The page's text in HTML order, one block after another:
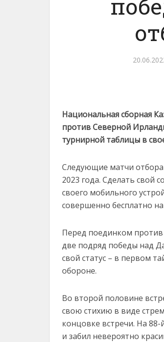
Национальная сборная
против Северной
турнирной таблицы в
Следующие матчи отбора
2023 года. Сделать свой
своего мобильного
совершенно бесплатно
Перед поединком против
две подряд победы над
свой статус – в первом
обороне.
Во второй половине
свою стихию в виде
концовке встречи. На
и забил невероятно